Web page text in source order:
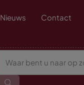
Nieuws Contact